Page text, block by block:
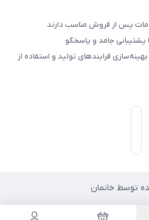
پس از فروش مناسب دارند
پشتیبانی جامد و پاسخگو
فرایندهای تولید و استفاده از
توسط خانمان